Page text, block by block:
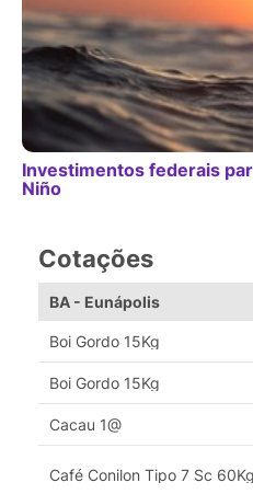
Investimentos federais
Niño
Cotações
BA - Eunápolis
Boi Gordo 15Kg
Boi Gordo 15Kg
Cacau 1@
Café Conilon Tipo 7 Sc 60Kg